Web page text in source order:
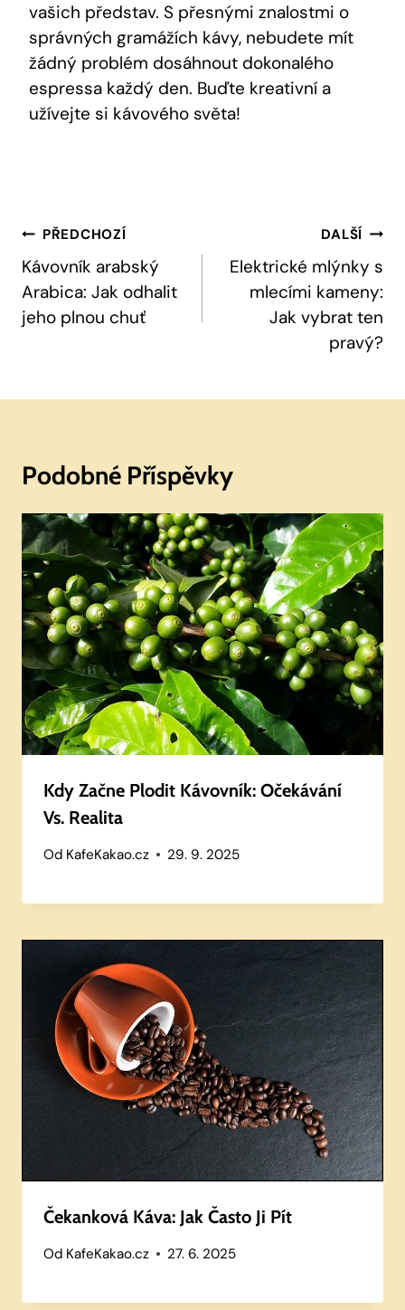
vašich představ.⁣ S přesnými znalostmi o
správných gramážích kávy, nebudete mít
žádný problém dosáhnout dokonalého
espressa každý den. Buďte⁣ kreativní a
užívejte si kávového světa!
Navigace
Pro
Příspěvek
PŘEDCHOZÍ
Kávovník arabský
Arabica: Jak odhalit
jeho plnou chuť
DALŠÍ
Elektrické mlýnky s
mlecími kameny:
Jak vybrat ten
pravý?
Podobné Příspěvky
Kdy Začne Plodit Kávovník: Očekávání
Vs. Realita
Od KafeKakao.cz 29. 9. 2025
Čekanková Káva: Jak Často Ji Pít
Od KafeKakao.cz 27. 6. 2025